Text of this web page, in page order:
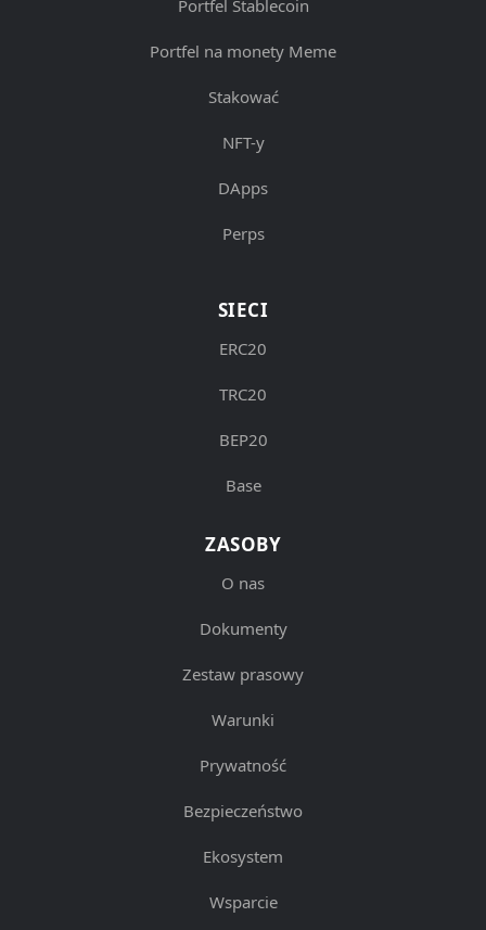
Portfel Stablecoin
Portfel na monety Meme
Stakować
NFT-y
DApps
Perps
SIECI
ERC20
TRC20
BEP20
Base
ZASOBY
O nas
Dokumenty
Zestaw prasowy
Warunki
Prywatność
Bezpieczeństwo
Ekosystem
Wsparcie